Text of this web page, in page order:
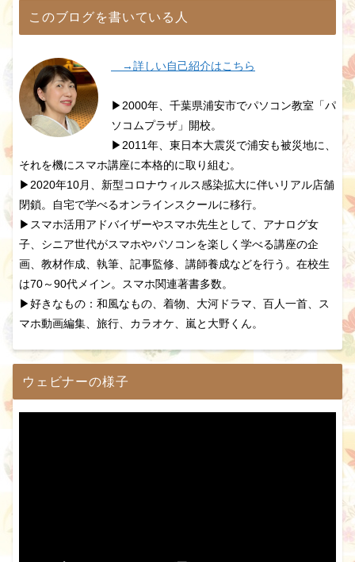
このブログを書いている人
→詳しい自己紹介はこちら
▶2000年、千葉県浦安市でパソコン教室「パ
ソコムプラザ」開校。
▶2011年、東日本大震災で浦安も被災地に、
それを機にスマホ講座に本格的に取り組む。
▶2020年10月、新型コロナウィルス感染拡大に伴いリアル店舗
閉鎖。自宅で学べるオンラインスクールに移行。
▶スマホ活用アドバイザーやスマホ先生として、アナログ女
子、シニア世代がスマホやパソコンを楽しく学べる講座の企
画、教材作成、執筆、記事監修、講師養成などを行う。在校生
は70～90代メイン。スマホ関連著書多数。
▶好きなもの：和風なもの、着物、大河ドラマ、百人一首、ス
マホ動画編集、旅行、カラオケ、嵐と大野くん。
ウェビナーの様子